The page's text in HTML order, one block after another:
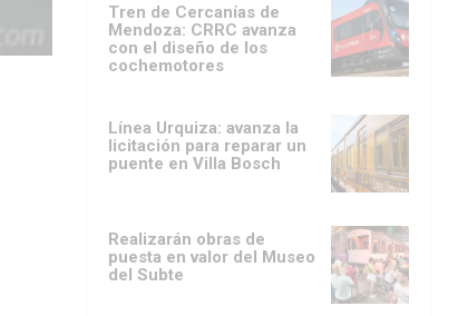
Tren de Cercanías de
Mendoza: CRRC avanza
con el diseño de los
cochemotores
Línea Urquiza: avanza la
licitación para reparar un
puente en Villa Bosch
Realizarán obras de
puesta en valor del Museo
del Subte